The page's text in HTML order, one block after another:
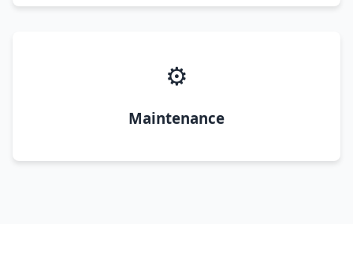
⚙️
Maintenance